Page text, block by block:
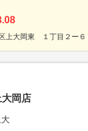
上大岡東 １丁目２ー６
岡店